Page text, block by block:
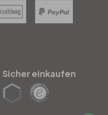
Sicher einkaufen